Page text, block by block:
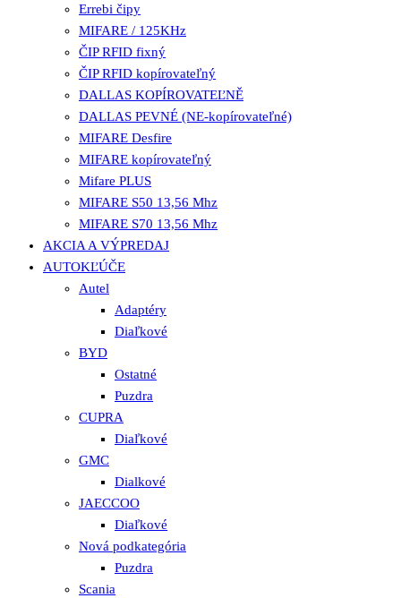
Errebi čipy
MIFARE / 125KHz
ČIP RFID fixný
ČIP RFID kopírovateľný
DALLAS KOPÍROVATEĽNĚ
DALLAS PEVNÉ (NE-kopírovateľné)
MIFARE Desfire
MIFARE kopírovateľný
Mifare PLUS
MIFARE S50 13,56 Mhz
MIFARE S70 13,56 Mhz
AKCIA A VÝPREDAJ
AUTOKĽÚČE
Autel
Adaptéry
Diaľkové
BYD
Ostatné
Puzdra
CUPRA
Diaľkové
GMC
Dialkové
JAECCOO
Diaľkové
Nová podkategória
Puzdra
Scania